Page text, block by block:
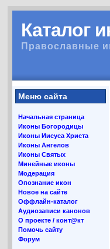
Каталог
Православные
Меню сайта
Начальная страница
Иконы Богородицы
Иконы Иисуса Христа
Иконы Ангелов
Иконы Святых
Минейные иконы
Модерация
Опознание икон
Новое на сайте
Оффлайн-каталог
Аудиозаписи канонов
О проекте / конт@кт
Помочь сайту
Форум